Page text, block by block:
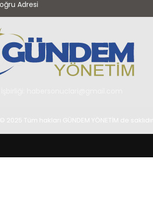
Adresi
Tüm hakları GÜNDEM YÖNETİM de saklıdır.